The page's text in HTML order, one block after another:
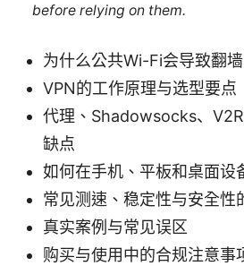
before relying on them.
为什么公共Wi-Fi会导致翻
VPN的工作原理与选型要点
代理、Shadowsocks、
缺点
如何在手机、平板和桌面设
常见测速、稳定性与安全性
真实案例与常见误区
购买与使用中的合规注意事